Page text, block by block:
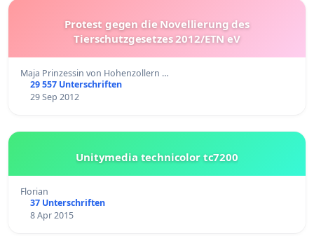
Protest gegen die Novellierung des
Tierschutzgesetzes 2012/ETN eV
Maja Prinzessin von Hohenzollern …
29 557 Unterschriften
29 Sep 2012
Unitymedia technicolor tc7200
Florian
37 Unterschriften
8 Apr 2015